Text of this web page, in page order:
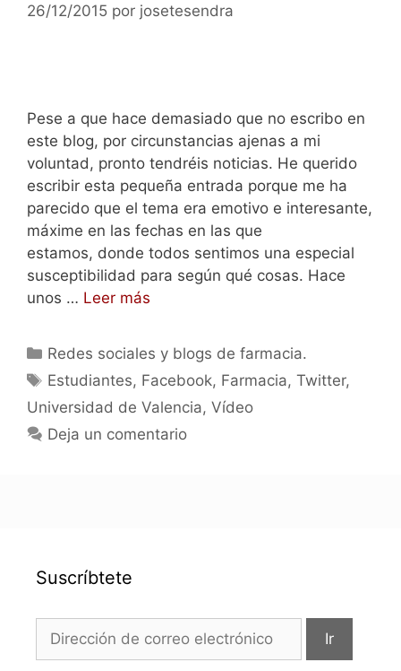
26/12/2015 por josetesendra
Pese a que hace demasiado que no escribo en
este blog, por circunstancias ajenas a mi
voluntad, pronto tendréis noticias. He querido
escribir esta pequeña entrada porque me ha
parecido que el tema era emotivo e interesante,
máxime en las fechas en las que
estamos, donde todos sentimos una especial
susceptibilidad para según qué cosas. Hace
unos … Leer más
Categorías
Redes sociales y blogs de farmacia.
Etiquetas
Estudiantes, Facebook, Farmacia,Twitter,
Universidad de Valencia, Vídeo
Deja un comentario
Suscríbtete